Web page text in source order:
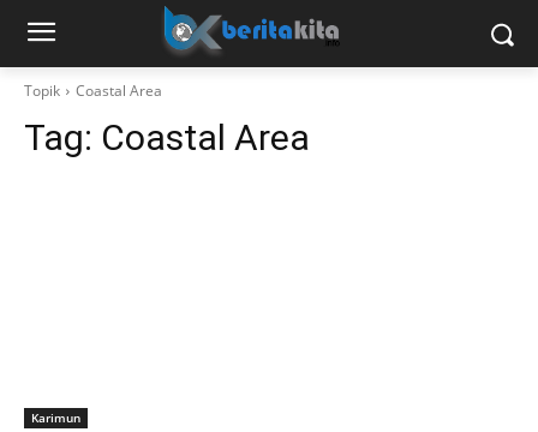
Topik Coastal Area
Tag: Coastal Area
Karimun